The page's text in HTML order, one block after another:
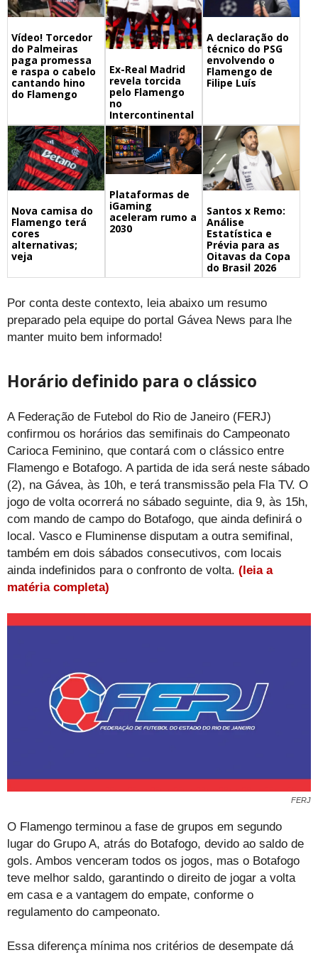
Vídeo! Torcedor
do Palmeiras
paga promessa
e raspa o cabelo
cantando hino
do Flamengo
Ex-Real Madrid
revela torcida
pelo Flamengo
no
Intercontinental
A declaração do
técnico do PSG
envolvendo o
Flamengo de
Filipe Luís
Nova camisa do
Flamengo terá
cores
alternativas;
veja
Plataformas de
iGaming
aceleram rumo a
2030
Santos x Remo:
Análise
Estatística e
Prévia para as
Oitavas da Copa
do Brasil 2026
Por conta deste contexto, leia abaixo um resumo
preparado pela equipe do portal Gávea News para lhe
manter muito bem informado!
Horário definido para o clássico
A Federação de Futebol do Rio de Janeiro (FERJ)
confirmou os horários das semifinais do Campeonato
Carioca Feminino, que contará com o clássico entre
Flamengo e Botafogo. A partida de ida será neste sábado
(2), na Gávea, às 10h, e terá transmissão pela Fla TV. O
jogo de volta ocorrerá no sábado seguinte, dia 9, às 15h,
com mando de campo do Botafogo, que ainda definirá o
local. Vasco e Fluminense disputam a outra semifinal,
também em dois sábados consecutivos, com locais
ainda indefinidos para o confronto de volta. (leia a
matéria completa)
FERJ
O Flamengo terminou a fase de grupos em segundo
lugar do Grupo A, atrás do Botafogo, devido ao saldo de
gols. Ambos venceram todos os jogos, mas o Botafogo
teve melhor saldo, garantindo o direito de jogar a volta
em casa e a vantagem do empate, conforme o
regulamento do campeonato.
Essa diferença mínima nos critérios de desempate dá